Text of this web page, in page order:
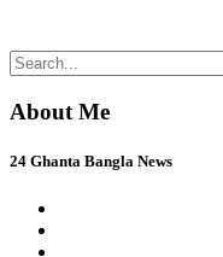
Skip
to
content
24 Ghanta Bangla News
24 Ghanta Bengali News
Search
for:
About Me
24 Ghanta Bangla News